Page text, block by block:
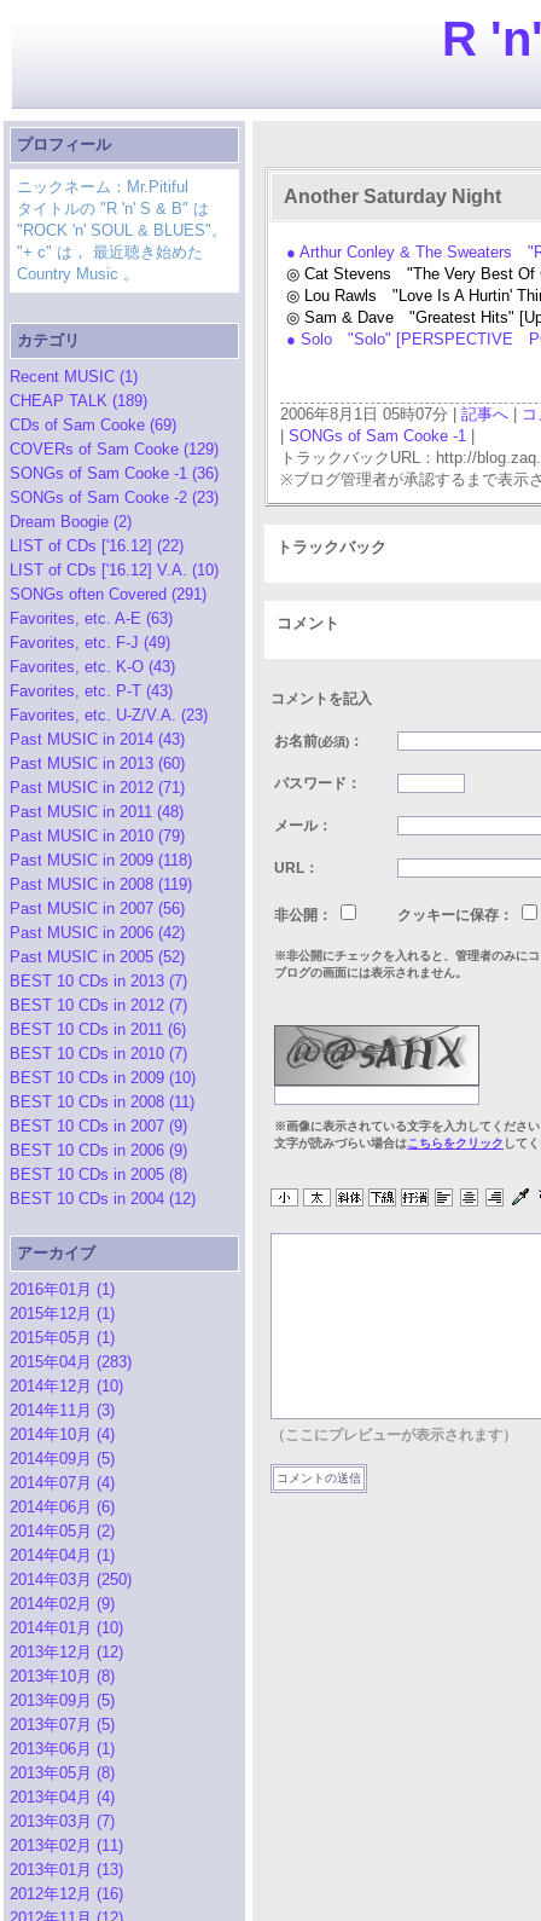
R
プロフィール
ニックネーム：Mr.Pitiful
タイトルの "R 'n' S & B" は
"ROCK 'n' SOUL & BLUES"。
"+ c" は， 最近聴き始めた
Country Music 。
カテゴリ
Recent MUSIC (1)
CHEAP TALK (189)
CDs of Sam Cooke (69)
COVERs of Sam Cooke (129)
SONGs of Sam Cooke -1 (36)
SONGs of Sam Cooke -2 (23)
Dream Boogie (2)
LIST of CDs ['16.12] (22)
LIST of CDs ['16.12] V.A. (10)
SONGs often Covered (291)
Favorites, etc. A-E (63)
Favorites, etc. F-J (49)
Favorites, etc. K-O (43)
Favorites, etc. P-T (43)
Favorites, etc. U-Z/V.A. (23)
Past MUSIC in 2014 (43)
Past MUSIC in 2013 (60)
Past MUSIC in 2012 (71)
Past MUSIC in 2011 (48)
Past MUSIC in 2010 (79)
Past MUSIC in 2009 (118)
Past MUSIC in 2008 (119)
Past MUSIC in 2007 (56)
Past MUSIC in 2006 (42)
Past MUSIC in 2005 (52)
BEST 10 CDs in 2013 (7)
BEST 10 CDs in 2012 (7)
BEST 10 CDs in 2011 (6)
BEST 10 CDs in 2010 (7)
BEST 10 CDs in 2009 (10)
BEST 10 CDs in 2008 (11)
BEST 10 CDs in 2007 (9)
BEST 10 CDs in 2006 (9)
BEST 10 CDs in 2005 (8)
BEST 10 CDs in 2004 (12)
アーカイブ
2016年01月 (1)
2015年12月 (1)
2015年05月 (1)
2015年04月 (283)
2014年12月 (10)
2014年11月 (3)
2014年10月 (4)
2014年09月 (5)
2014年07月 (4)
2014年06月 (6)
2014年05月 (2)
2014年04月 (1)
2014年03月 (250)
2014年02月 (9)
2014年01月 (10)
2013年12月 (12)
2013年10月 (8)
2013年09月 (5)
2013年07月 (5)
2013年06月 (1)
2013年05月 (8)
2013年04月 (4)
2013年03月 (7)
2013年02月 (11)
2013年01月 (13)
2012年12月 (16)
Another Saturday Night
● Arthur Conley & The Sweaters
◎ Cat Stevens "The Very Best Of
◎ Lou Rawls "Love Is A Hurtin'
◎ Sam & Dave "Greatest Hits"
● Solo "Solo" [PERSPECTIVE
2006年8月1日 05時07分 | 記事へ
SONGs of Sam Cooke -1
トラックバックURL：http://
※ブログ管理者が承認するまで表示
トラックバック
コメント
コメントを記入
お名前(必須) ：
パスワード：
メール：
URL：
非公開： クッキーに保存：
※非公開にチェックを入れると、管理者のみに
ブログの画面には表示されません。
※画像に表示されている文字を入力してくださ
文字が読みづらい場合はこちらをクリック して
（ここにプレビューが表示されます）